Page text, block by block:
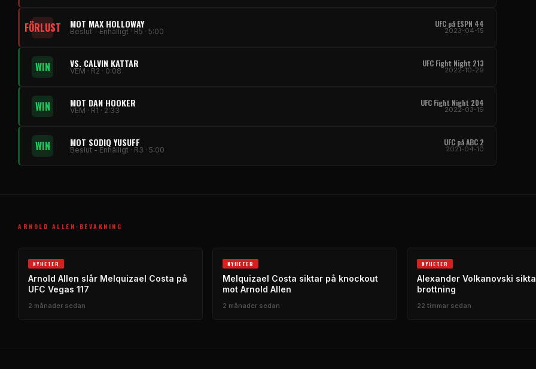
FÖRLUST MOT MAX HOLLOWAY
Beslut - Enhälligt · R5 · 5:00
UFC på ESPN 44
2023-04-15
WIN VS. CALVIN KATTAR
VEM · R2 · 0:08
UFC Fight Night 213
2022-10-29
WIN MOT DAN HOOKER
VEM · R1 · 2:33
UFC Fight Night 204
2022-03-19
WIN MOT SODIQ YUSUFF
Beslut - Enhälligt · R3 · 5:00
UFC på ABC 2
2021-04-10
ARNOLD ALLEN-BEVAKNING
NYHETER
Arnold Allen slår Melquizael Costa på
UFC Vegas 117
2 månader sedan
NYHETER
Melquizael Costa siktar på knockout
mot Arnold Allen
2 månader sedan
NYHETER
Alexander Volkanovski
brottning
22 timmar sedan